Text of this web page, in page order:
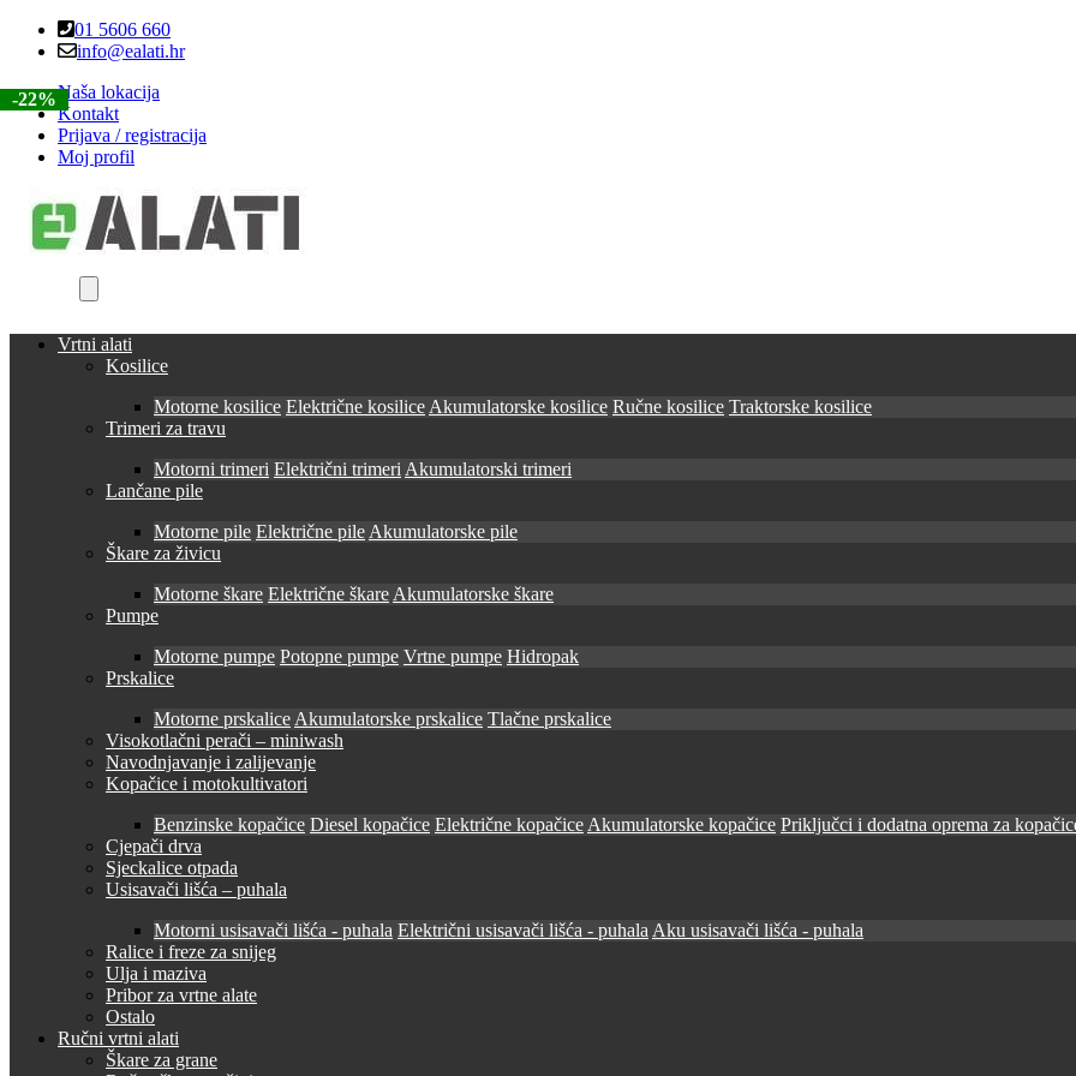
Skip
Skip
01 5606 660
info@ealati.hr
Naša lokacija
Kontakt
Prijava / registracija
Moj profil
Vrtni alati
Kosilice
Motorne kosilice Električne kosilice Akumulatorske kosilice Ručne kosilice Traktorske kosilice
Trimeri za travu
Motorni trimeri Električni trimeri Akumulatorski trimeri
Lančane pile
Motorne pile Električne pile Akumulatorske pile
Škare za živicu
Motorne škare Električne škare Akumulatorske škare
Pumpe
Motorne pumpe Potopne pumpe Vrtne pumpe Hidropak
Prskalice
Motorne prskalice Akumulatorske prskalice Tlačne prskalice
Visokotlačni perači – miniwash
Navodnjavanje i zalijevanje
Kopačice i motokultivatori
Benzinske kopačice Diesel kopačice Električne kopačice Akumulatorske kopačice Priključci i dodatna oprema za
Cjepači drva
Sjeckalice otpada
Usisavači lišća – puhala
Motorni usisavači lišća - puhala Električni usisavači lišća - puhala Aku usisavači lišća - puhala
Ralice i freze za snijeg
Ulja i maziva
Pribor za vrtne alate
Ostalo
Ručni vrtni alati
Škare za grane
-22%
-22%
-23%
-22%
-22%